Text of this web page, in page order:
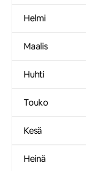
Helmi
Maalis
Huhti
Touko
Kesä
Heinä